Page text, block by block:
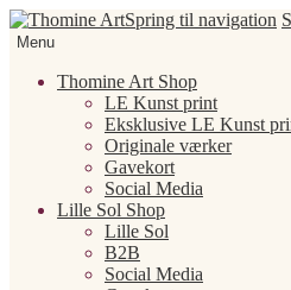
Spring til navigation
Menu
Thomine Art Shop
LE Kunst print
Eksklusive LE Kunst
Originale værker
Gavekort
Social Media
Lille Sol Shop
Lille Sol
B2B
Social Media